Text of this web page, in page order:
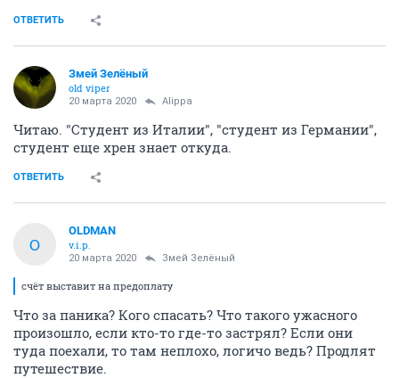
ОТВЕТИТЬ
Змей Зелёный
old viper
20 марта 2020 Alippa
Читаю. "Студент из Италии", "студент из Германии",
студент еще хрен знает откуда.
ОТВЕТИТЬ
O
OLDMAN
v.i.p.
20 марта 2020 Змей Зелёный
счёт выставит на предоплату
Что за паника? Кого спасать? Что такого ужасного
произошло, если кто-то где-то застрял? Если они
туда поехали, то там неплохо, логичо ведь? Продлят
путешествие.